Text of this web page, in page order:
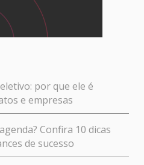
por que ele é
e empresas
Confira 10 dicas
de sucesso